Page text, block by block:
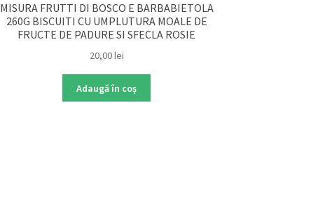
MISURA FRUTTI DI BOSCO E BARBABIETOLA
260G BISCUITI CU UMPLUTURA MOALE DE
FRUCTE DE PADURE SI SFECLA ROSIE
20,00lei
Adaugă în coș